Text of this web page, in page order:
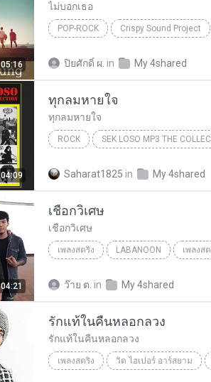
05:16
ไม่บอกเธอ
POP-ROCK Crispy Sound Project
ปิยศักดิ์ ผ. in My 4shared
04:09
ทุกลมหายใจ
ทุกลมหายใจ
ROCK
Saharat1825 in My 4shared
04:21
เชือกวิเศษ
เชือกวิเศษ
เพลงสตริง LABANOON เพลงส
ว๊าย ต. in My 4shared
รักแท้ในคืนหลอกลวง
รักแท้ในคืนหลอกลวง
เพลงสตริง วิด ไฮเปอร์ อาร์สยาม